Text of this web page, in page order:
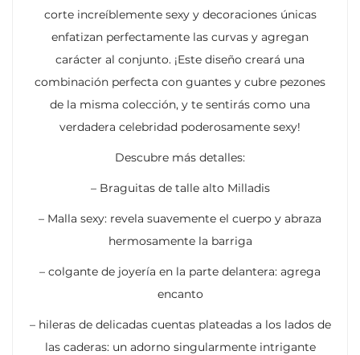
corte increíblemente sexy y decoraciones únicas
enfatizan perfectamente las curvas y agregan
carácter al conjunto. ¡Este diseño creará una
combinación perfecta con guantes y cubre pezones
de la misma colección, y te sentirás como una
verdadera celebridad poderosamente sexy!
Descubre más detalles:
– Braguitas de talle alto Milladis
– Malla sexy: revela suavemente el cuerpo y abraza
hermosamente la barriga
– colgante de joyería en la parte delantera: agrega
encanto
– hileras de delicadas cuentas plateadas a los lados de
las caderas: un adorno singularmente intrigante